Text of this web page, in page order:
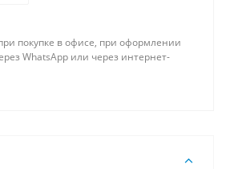
покупке в офисе, при оформлении
WhatsApp или через интернет-